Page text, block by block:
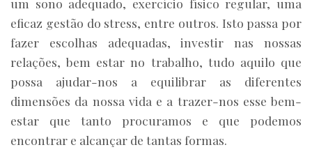
eficaz gestão do stress, entre outros. Isto passa por
fazer escolhas adequadas, investir nas nossas
relações, bem estar no trabalho, tudo aquilo que
possa ajudar-nos a equilibrar as diferentes
dimensões da nossa vida e a trazer-nos esse bem-
estar que tanto procuramos e que podemos
encontrar e alcançar de tantas formas.